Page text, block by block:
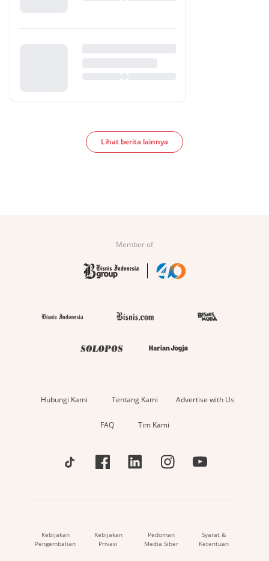
Lihat berita lainnya
Member of
Hubungi Kami Tentang Kami Advertise with Us
FAQ Tim Kami
Kebijakan
Pengembalian
Kebijakan
Privasi
Pedoman
Media Siber
Syarat &
Ketentuan